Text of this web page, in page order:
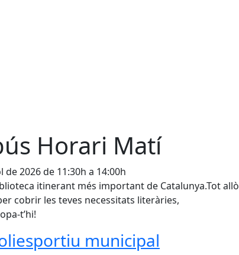
Horari Matí
de 2026 de 11:30h a 14:00h
itinerant més important de Catalunya.Tot allò
cobrir les teves necessitats literàries,
t’hi!
municipal